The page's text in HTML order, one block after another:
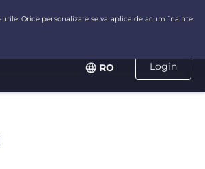
Login
RO